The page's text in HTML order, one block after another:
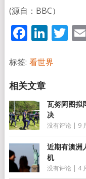
(源自：BBC）
标签: 看世界
瓦努阿图拟
决
没有评论 | 9
近期有澳洲
机
没有评论 | 4